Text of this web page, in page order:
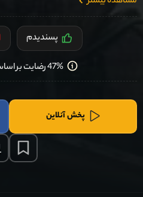
پسندیدم
47% رضایت بر اساس (64 رای) کاربران
پخش آنلاین